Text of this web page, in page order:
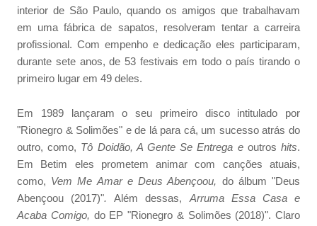
interior de São Paulo, quando os amigos que trabalhavam
em uma fábrica de sapatos, resolveram tentar a carreira
profissional. Com empenho e dedicação eles participaram,
durante sete anos, de 53 festivais em todo o país tirando o
primeiro lugar em 49 deles.
Em 1989 lançaram o seu primeiro disco intitulado por
"Rionegro & Solimões" e de lá para cá, um sucesso atrás do
outro, como, Tô Doidão, A Gente Se Entrega e outroshits.
Em Betim eles prometem animar com canções atuais,
como, Vem Me Amar e Deus Abençoou, do álbum "Deus
Abençoou (2017)".Além dessas,Arruma Essa Casa e
Acaba Comigo, do EP "Rionegro & Solimões (2018)". Claro